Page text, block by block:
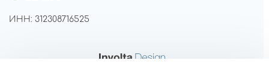
ИНН: 312308716525